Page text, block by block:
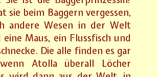
sie beim Baggern vergessen,
andere Wesen in der Welt
eine Maus, ein Flussfisch und
Die alle finden es gar
Atolla überall Löcher